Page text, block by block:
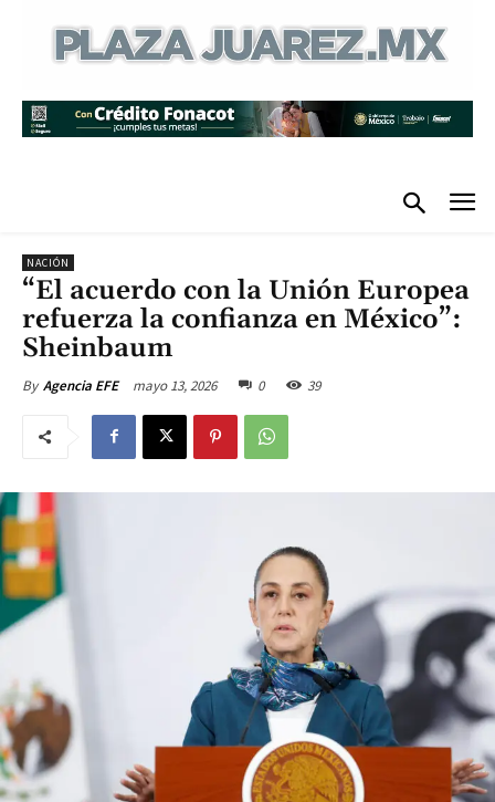
NACIÓN
“El acuerdo con la Unión Europea
refuerza la confianza en México”:
Sheinbaum
By Agencia EFE mayo 13, 2026 0 39